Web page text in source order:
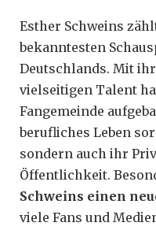
Esther Schweins
bekanntesten
Deutschlands. Mit
vielseitigen Talent
Fangemeinde
berufliches Leben
sondern auch ihr
Öffentlichkeit.
Schweins einen
viele Fans und